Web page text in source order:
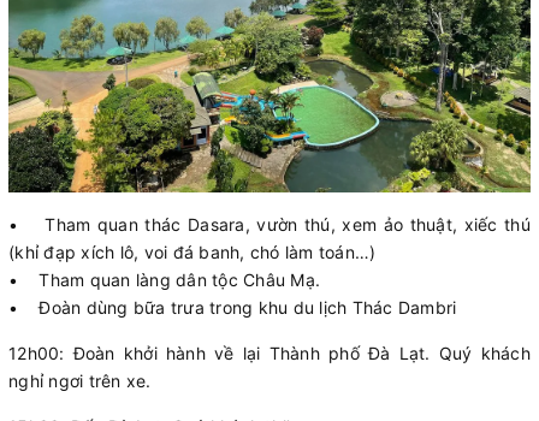
• Tham quan thác Dasara, vườn thú, xem ảo thuật, xiếc thú
(khỉ đạp xích lô, voi đá banh, chó làm toán…)
• Tham quan làng dân tộc Châu Mạ.
• Đoàn dùng bữa trưa trong khu du lịch Thác Dambri
12h00: Đoàn khởi hành về lại Thành phố Đà Lạt. Quý khách
nghỉ ngơi trên xe.